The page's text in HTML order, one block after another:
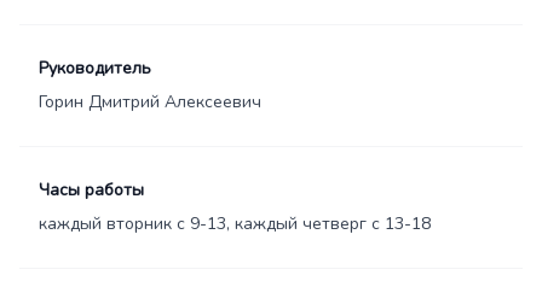
Руководитель
Горин Дмитрий Алексеевич
Часы работы
каждый вторник с 9-13, каждый четверг с 13-18